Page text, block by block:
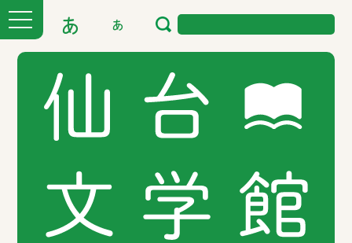
あ あ